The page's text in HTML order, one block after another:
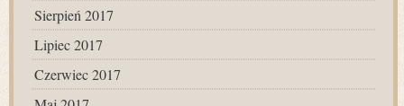
Sierpień 2017
Lipiec 2017
Czerwiec 2017